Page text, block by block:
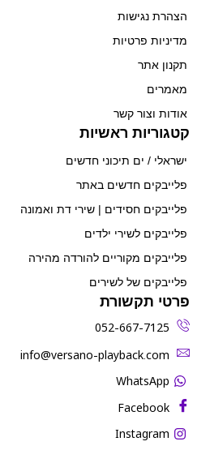
הצהרת נגישות
מדיניות פרטיות
תקנון אתר
מאמרים
אודות וצור קשר
קטגוריות ראשיות
ישראלי / ים תיכוני חדשים
פלייבקים חדשים באתר
פלייבקים חסידים | שירי דת ואמונה
פלייבקים לשירי ילדים
פלייבקים מקוריים להורדה מהירה
פלייבקים של לשירים
פרטי תקשורת
052-667-7125
‫info@versano-playback.com‬
WhatsApp
Facebook
Instagram